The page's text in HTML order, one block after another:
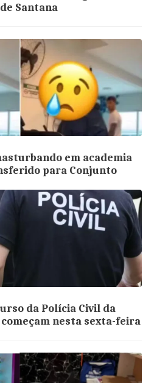
Santana
em academia
para Conjunto
da Polícia Civil da
começam nesta sexta-feira